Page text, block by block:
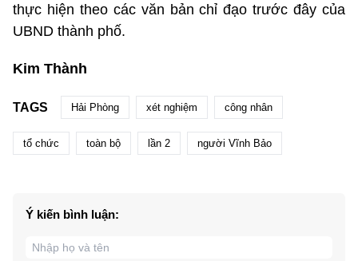
thực hiện theo các văn bản chỉ đạo trước đây của
UBND thành phố.
Kim Thành
TAGS Hải Phòng xét nghiệm công nhân
tổ chức toàn bộ lần 2 người Vĩnh Bảo
Ý kiến bình luận: